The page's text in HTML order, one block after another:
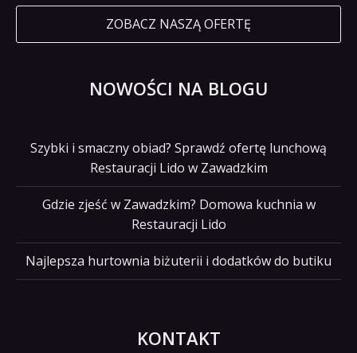
ZOBACZ NASZĄ OFERTĘ
NOWOŚCI NA BLOGU
Szybki i smaczny obiad? Sprawdź ofertę lunchową
Restauracji Lido w Zawadzkim
Gdzie zjeść w Zawadzkim? Domowa kuchnia w
Restauracji Lido
Najlepsza hurtownia biżuterii i dodatków do butiku
KONTAKT